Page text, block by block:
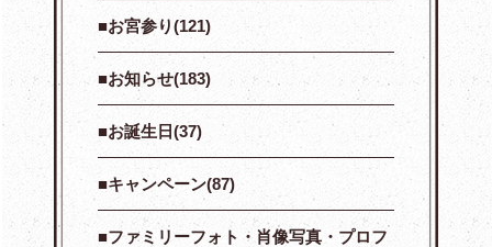
お宮参り(121)
お知らせ(183)
お誕生日(37)
キャンペーン(87)
ファミリーフォト・肖像写真・プロフ